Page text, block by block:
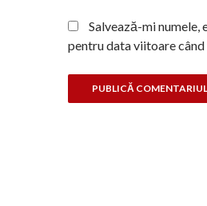
Salvează-mi
pentru data viitoare când